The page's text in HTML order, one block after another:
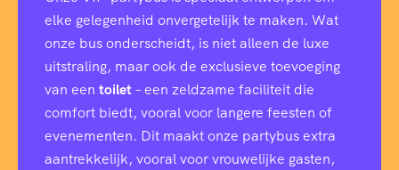
elke gelegenheid onvergetelijk te maken. Wat
onze bus onderscheidt, is niet alleen de luxe
uitstraling, maar ook de exclusieve toevoeging
van een toilet– een zeldzame faciliteit die
comfort biedt, vooral voor langere feesten of
evenementen. Dit maakt onze partybus extra
aantrekkelijk, vooral voor vrouwelijke gasten,